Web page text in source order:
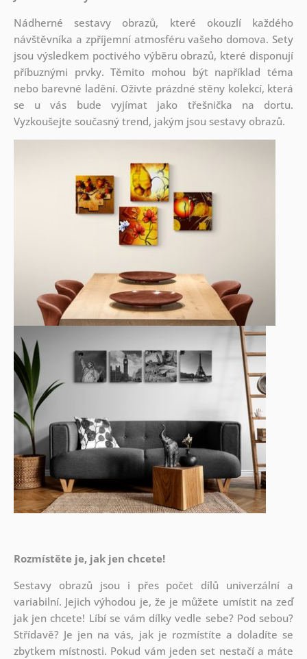
Nádherné sestavy obrazů, které okouzlí každého
návštěvníka a zpříjemní atmosféru vašeho domova. Sety
jsou výsledkem poctivého výběru obrazů, které disponují
příbuznými prvky. Těmito mohou být například téma
nebo barevné ladění. Oživte prázdné stěny kolekcí, která
se u vás bude vyjímat jako třešnička na dortu.
Vyzkoušejte současný trend, jakým jsou sestavy obrazů.
Rozmístěte je, jak jen chcete!
Sestavy obrazů jsou i přes počet dílů univerzální a
variabilní. Jejich výhodou je, že je můžete umístit na zeď
jak jen chcete! Líbí se vám dílky vedle sebe? Pod sebou?
Střídavě? Je jen na vás, jak je rozmístíte a doladíte se
zbytkem místnosti. Pokud vám jeden set nestačí a máte